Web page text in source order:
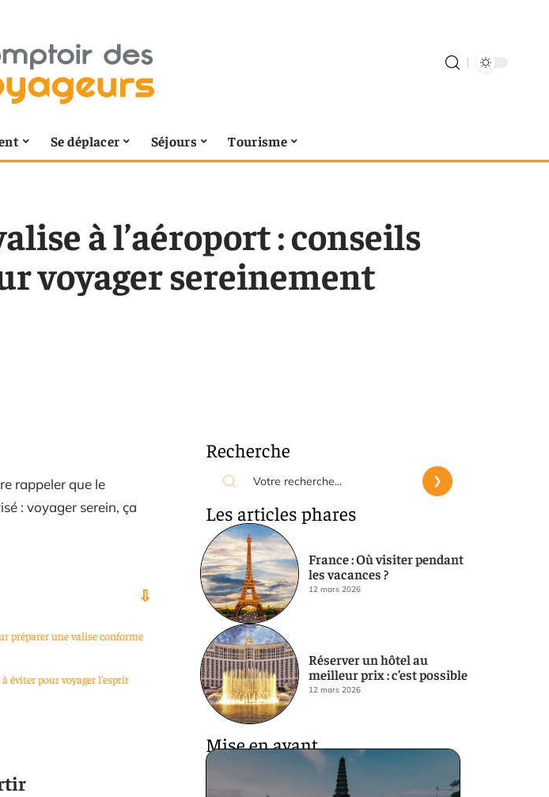
Se déplacer Séjours Tourisme
à l’aéroport : conseils
voyager sereinement
rappeler que le
: voyager serein, ça
préparer une valise conforme
éviter pour voyager l’esprit
Recherche
Les articles phares
France : Où visiter pendant
les vacances ?
12 mars 2026
Réserver un hôtel au
meilleur prix : c’est possible
12 mars 2026
Mise en avant